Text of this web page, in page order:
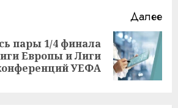
Далее
пары 1/4 финала
Европы и Лиги
УЕФА